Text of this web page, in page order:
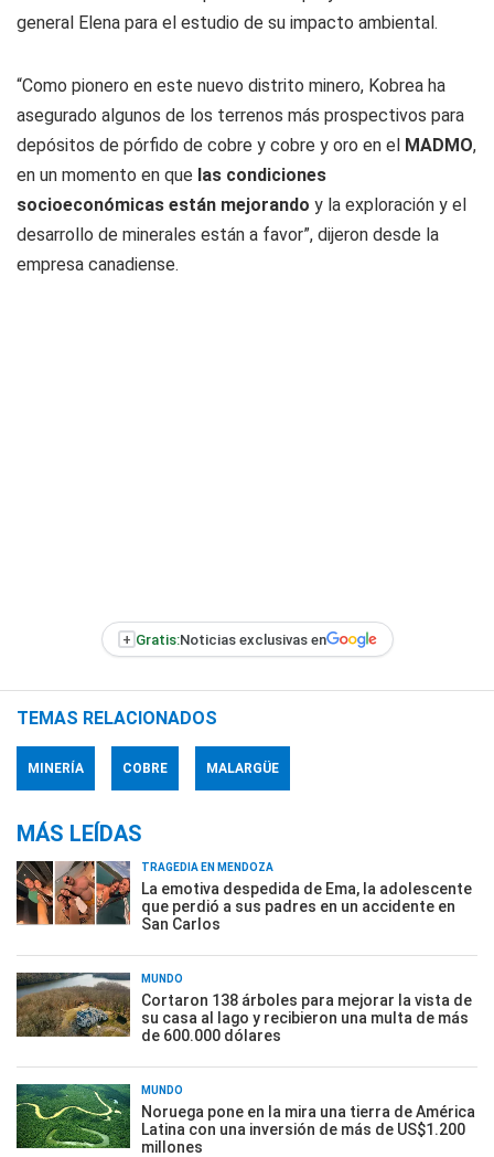
general Elena para el estudio de su impacto ambiental.
“Como pionero en este nuevo distrito minero, Kobrea ha
asegurado algunos de los terrenos más prospectivos para
depósitos de pórfido de cobre y cobre y oro en el MADMO,
en un momento en que las condiciones
socioeconómicas están mejorando y la exploración y el
desarrollo de minerales están a favor”, dijeron desde la
empresa canadiense.
+ Gratis:Noticias exclusivas en
TEMAS RELACIONADOS
MINERÍA COBRE MALARGÜE
MÁS LEÍDAS
TRAGEDIA EN MENDOZA
La emotiva despedida de Ema, la adolescente
que perdió a sus padres en un accidente en
San Carlos
MUNDO
Cortaron 138 árboles para mejorar la vista de
su casa al lago y recibieron una multa de más
de 600.000 dólares
MUNDO
Noruega pone en la mira una tierra de América
Latina con una inversión de más de US$1.200
millones